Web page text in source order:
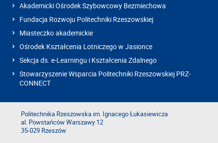
Akademicki Ośrodek Szybowcowy Bezmiechowa
Fundacja Rozwoju Politechniki Rzeszowskiej
Miasteczko akademickie
Ośrodek Kształcenia Lotniczego w Jasionce
Sekcja ds. e-Learningu i Kształcenia Zdalnego
Stowarzyszenie Wsparcia Politechniki Rzeszowskiej PRZ-
CONNECT
Politechnika Rzeszowska im. Ignacego Łukasiewicza
al. Powstańców Warszawy 12
35-029 Rzeszów